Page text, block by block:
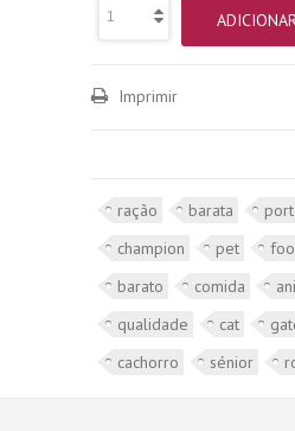
Imprimir
ração barata
champion
pet
barato
comida
qualidade
cat
cachorro
sénior